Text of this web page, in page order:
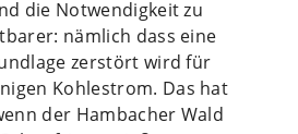
die Notwendigkeit zu
nämlich dass eine
zerstört wird für
Kohlestrom. Das hat
der Hambacher Wald